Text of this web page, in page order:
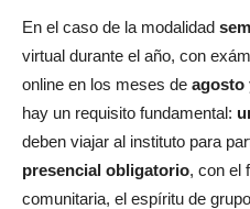
En el caso de la modalidad
virtual durante el año, con
online en los meses de agosto
hay un requisito fundamental:
deben viajar al instituto para
presencial obligatorio, con el
comunitaria, el espíritu de